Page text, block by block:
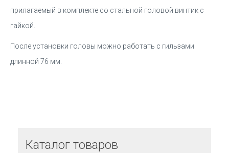
прилагаемый в комплекте со стальной головой винтик с
гайкой.
После установки головы можно работать с гильзами
длинной 76 мм.
Каталог товаров